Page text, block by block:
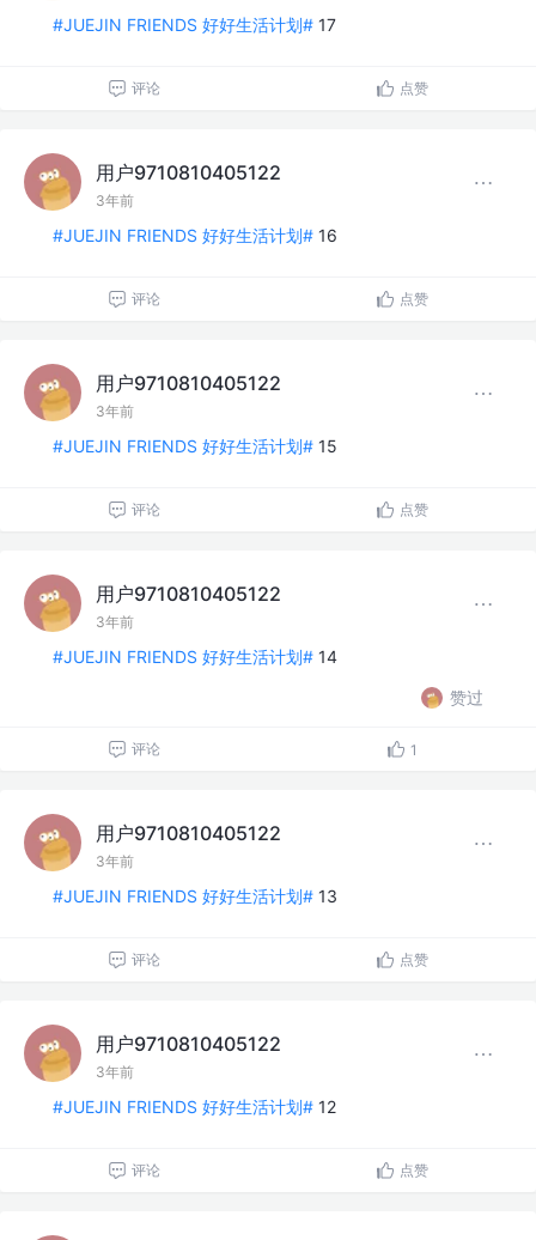
#JUEJIN FRIENDS 好好生活计划# 17
评论 点赞
用户9710810405122
3年前
#JUEJIN FRIENDS 好好生活计划# 16
评论 点赞
用户9710810405122
3年前
#JUEJIN FRIENDS 好好生活计划# 15
评论 点赞
用户9710810405122
3年前
#JUEJIN FRIENDS 好好生活计划# 14
赞过
评论 1
用户9710810405122
3年前
#JUEJIN FRIENDS 好好生活计划# 13
评论 点赞
用户9710810405122
3年前
#JUEJIN FRIENDS 好好生活计划# 12
评论 点赞